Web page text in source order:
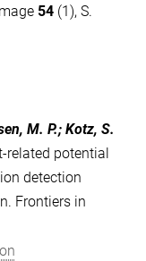
54 (1), S.
M. P.; Kotz, S.
related potential
detection
Frontiers in